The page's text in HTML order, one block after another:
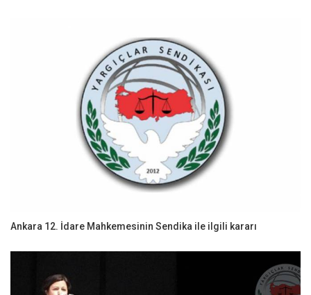
Ankara 12. İdare Mahkemesinin Sendika ile ilgili kararı